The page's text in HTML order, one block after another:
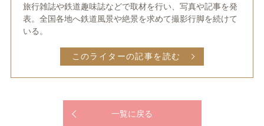
旅行雑誌や鉄道趣味誌などで取材を行い、写真や記事を発
表。全国各地へ鉄道風景や絶景を求めて撮影行脚を続けて
いる。
このライターの記事を読む
一覧に戻る